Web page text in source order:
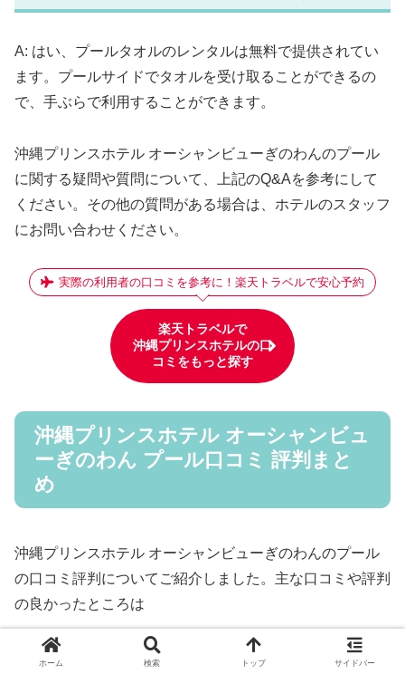
A: はい、プールタオルのレンタルは無料で提供されてい
ます。プールサイドでタオルを受け取ることができるの
で、手ぶらで利用することができます。
沖縄プリンスホテル オーシャンビューぎのわんのプール
に関する疑問や質問について、上記のQ&Aを参考にして
ください。その他の質問がある場合は、ホテルのスタッフ
にお問い合わせください。
実際の利用者の口コミを参考に！楽天トラベルで安心予約
楽天トラベルで
沖縄プリンスホテルの口
コミをもっと探す
沖縄プリンスホテル オーシャンビュ
ーぎのわん プール口コミ 評判まと
め
沖縄プリンスホテル オーシャンビューぎのわんのプール
の口コミ評判についてご紹介しました。主な口コミや評判
の良かったところは
プールが広くて家族みんなで楽しめた
ホーム 検索 トップ サイドバー